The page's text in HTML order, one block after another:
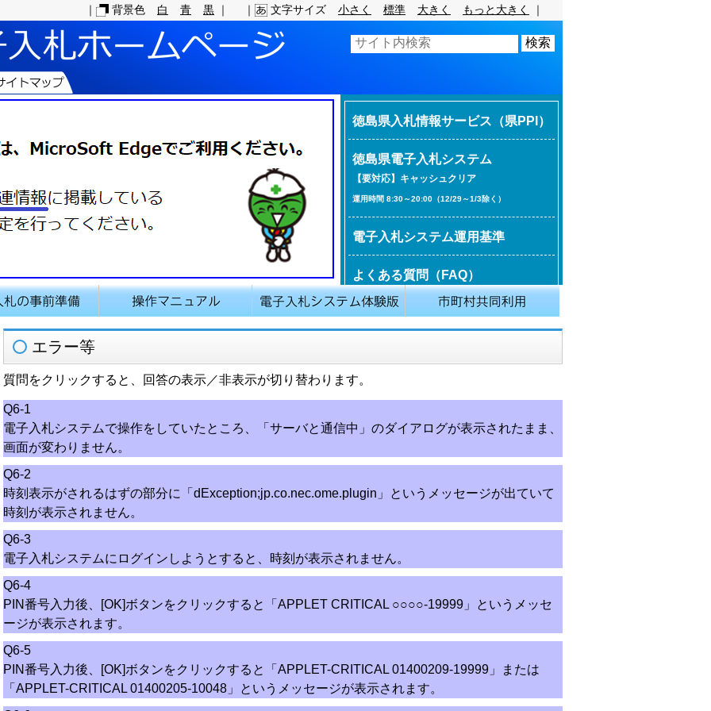
｜ 背景色 白 青 黒 ｜ ｜ 文字サイズ 小さく 標準 大きく もっと大きく ｜
徳島県入札情報サービス（県PPI）
徳島県電子入札システム
【要対応】キャッシュクリア
運用時間 8:30～20:00（12/29～1/3除く）
電子入札システム運用基準
よくある質問（FAQ）
エラー等
質問をクリックすると、回答の表示／非表示が切り替わります。
Q6-1
電子入札システムで操作をしていたところ、「サーバと通信中」のダイアログが表示されたまま、
画面が変わりません。
Q6-2
時刻表示がされるはずの部分に「dException;jp.co.nec.ome.plugin」というメッセージが出ていて
時刻が表示されません。
Q6-3
電子入札システムにログインしようとすると、時刻が表示されません。
Q6-4
PIN番号入力後、[OK]ボタンをクリックすると「APPLET CRITICAL ○○○○-19999」というメッセ
ージが表示されます。
Q6-5
PIN番号入力後、[OK]ボタンをクリックすると「APPLET-CRITICAL 01400209-19999」または
「APPLET-CRITICAL 01400205-10048」というメッセージが表示されます。